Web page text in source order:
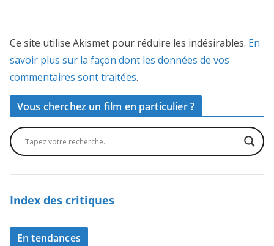
Ce site utilise Akismet pour réduire les indésirables. En
savoir plus sur la façon dont les données de vos
commentaires sont traitées.
Vous cherchez un film en particulier ?
Index des critiques
En tendances